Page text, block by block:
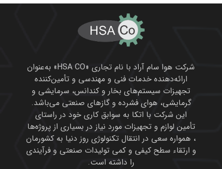
شرکت هوا سام آراد با نام تجاری «HSA CO» به‌عنوان
ارائه‌دهنده خدمات فنی و مهندسی و تأمین‌کننده
تجهیزات سیستم‌های بخار و کندانس، سرمایشی و
گرمایشی، هوای فشرده و گازهای صنعتی می‌باشد.
این شرکت با اتکا به سوابق کاری خود در راستای
تأمین لوازم و تجهیزات مورد نیاز در بسیاری از پروژه‌ها
، همواره سعی در انتقال تکنولوژی روز دنیا به کشورمان
و ارتقاء سطح کیفی و کمی تولیدات صنعتی و فرآیندی
را داشته است.